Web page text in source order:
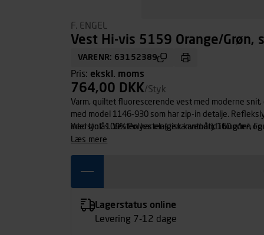
F. ENGEL
Vest Hi-vis 5159 Orange/Grøn,
VARENR: 63152389
Pris: ekskl. moms
764,00 DKK/Styk
Varm, quiltet fluorescerende vest med moderne
med model 1146-930 som har zip-in detalje.
med lynlås. Vesten har elastisk kantbånd i bunden
Beklædningsklasse 1. Testet efter 50 vaske.
Yderstof: 100% Polyester (genanvendt), 160 g/m²,
læs mere
Lagerstatus online
Levering 7-12 dage